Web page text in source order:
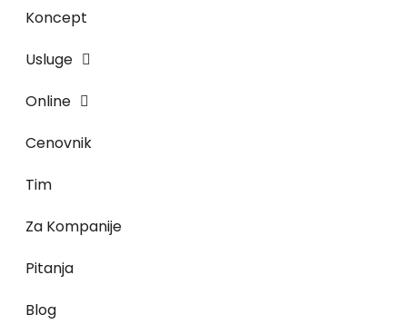
Koncept
Usluge
Online
Cenovnik
Tim
Za Kompanije
Pitanja
Blog